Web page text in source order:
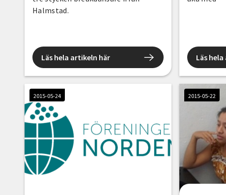
Halmstad.
Läs hela artikeln här Läs
2015-05-24 2015-05-22